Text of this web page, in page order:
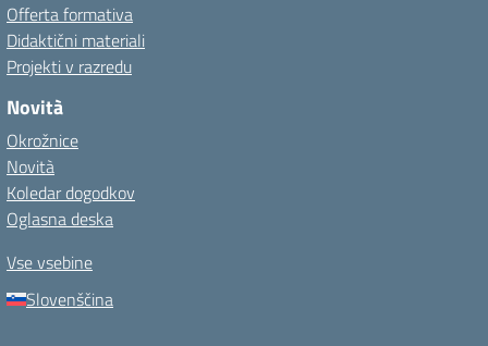
Offerta formativa
Didaktični materiali
Projekti v razredu
Novità
Okrožnice
Novità
Koledar dogodkov
Oglasna deska
Vse vsebine
Slovenščina